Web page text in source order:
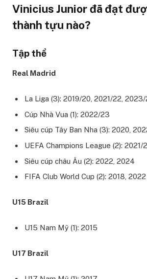
Vinicius Junior đã đạt
thành tựu nào?
Tập thể
Real Madrid
La Liga (3): 2019/20, 2021/22,
Cúp Nhà Vua (1): 2022/23
Siêu cúp Tây Ban Nha (3): 2020,
UEFA Champions League (2):
Siêu cúp châu Âu (2): 2022, 2024
FIFA Club World Cup (2): 2018, 2022
U15 Brazil
U15 Nam Mỹ (1): 2015
U17 Brazil